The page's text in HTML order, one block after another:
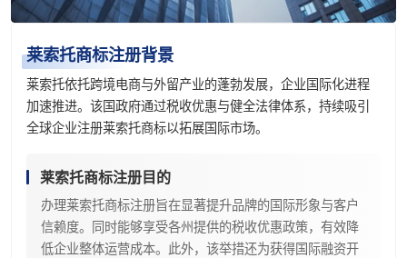
莱索托商标注册背景
莱索托依托跨境电商与外留产业的蓬勃发展，企业国际化进程
加速推进。该国政府通过税收优惠与健全法律体系，持续吸引
全球企业注册莱索托商标以拓展国际市场。
莱索托商标注册目的
办理莱索托商标注册旨在显著提升品牌的国际形象与客户
信赖度。同时能够享受各州提供的税收优惠政策，有效降
低企业整体运营成本。此外，该举措还为获得国际融资开